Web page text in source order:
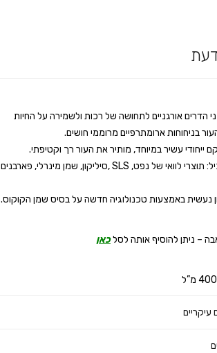
הדרים אורגניים לתחושה של רכות ולשמירה על החיות
בניחוחות ארומתרפיים מרוממי חושים.
ייחודי עשיר במיוחד, מותיראת העור רך וקטיפתי.
תוצרי לוואי של נפט, SLS,סיליקון, שמן מינרלי, פארבנים
נעשית באמצעות טכנולוגיה חדשה על בסיס שמן הקוקוס.
– ניתן להוסיף אותה לסלכאן
עיקריים